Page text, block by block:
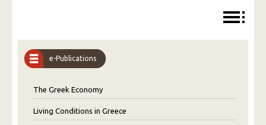
e-Publications
The Greek Economy
Living Conditions in Greece